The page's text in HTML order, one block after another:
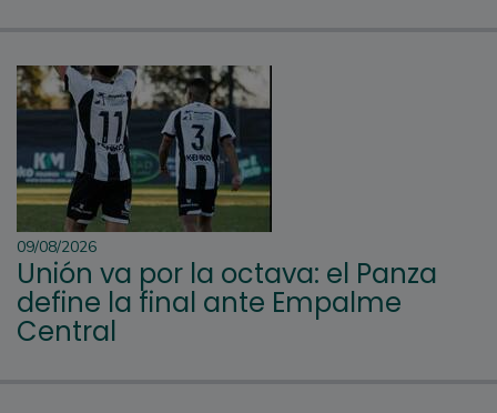
09/08/2026
Unión va por la octava: el Panza
define la final ante Empalme
Central